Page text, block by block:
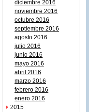
diciembre 2016
noviembre 2016
octubre 2016
septiembre 2016
agosto 2016
julio 2016
junio 2016
mayo 2016
abril 2016
marzo 2016
febrero 2016
enero 2016
2015